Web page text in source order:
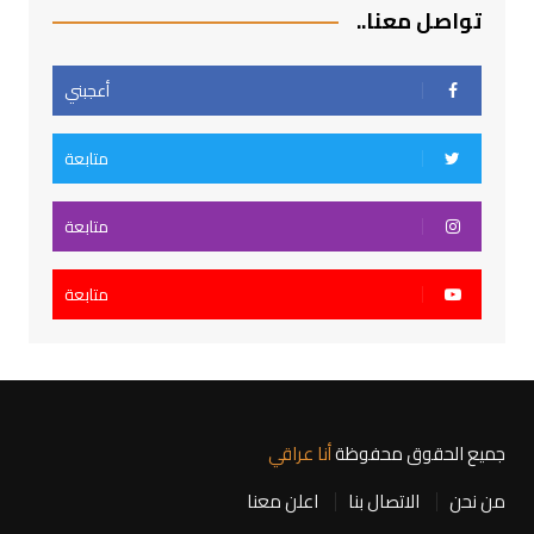
تواصل معنا..
أعجبني
متابعة
متابعة
متابعة
جميع الحقوق محفوظةأنا عراقي
من نحن
الاتصال بنا اعلن معنا